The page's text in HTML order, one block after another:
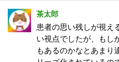
茶太郎
患者の思い残しが視え
い視点でしたが、もし
もあるのかなとあまり